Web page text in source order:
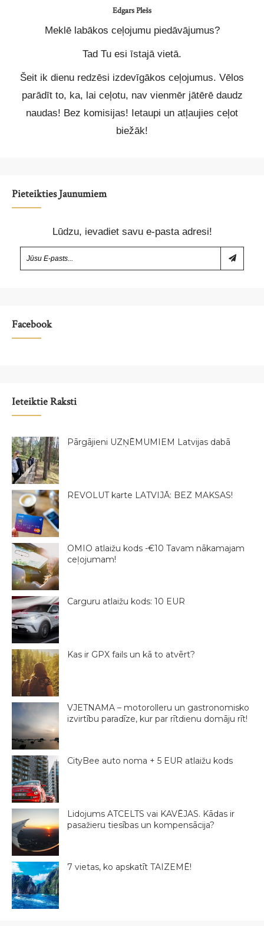
Edgars Plešs
Meklē labākos ceļojumu piedāvājumus?
Tad Tu esi īstajā vietā.
Šeit ik dienu redzēsi izdevīgākos ceļojumus. Vēlos
parādīt to, ka, lai ceļotu, nav vienmēr jātērē daudz
naudas! Bez komisijas! Ietaupi un atļaujies ceļot
biežāk!
Pieteikties Jaunumiem
Lūdzu, ievadiet savu e-pasta adresi!
Facebook
Ieteiktie Raksti
Pārgājieni UZŅĒMUMIEM Latvijas dabā
REVOLUT karte LATVIJĀ: BEZ MAKSAS!
OMIO atlaižu kods -€10 Tavam nākamajam
ceļojumam!
Carguru atlaižu kods: 10 EUR
Kas ir GPX fails un kā to atvērt?
VJETNAMA – motorolleru un gastronomisko
izvirtību paradīze, kur par rītdienu domāju rīt!
CityBee auto noma + 5 EUR atlaižu kods
Lidojums ATCELTS vai KAVĒJAS. Kādas ir
pasažieru tiesības un kompensācija?
7 vietas, ko apskatīt TAIZEMĒ!